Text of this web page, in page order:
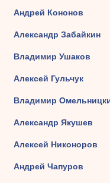
Андрей Кононов
Александр Забайкин
Владимир Ушаков
Алексей Гульчук
Владимир
Александр Якушев
Алексей Никоноров
Андрей Чапуров